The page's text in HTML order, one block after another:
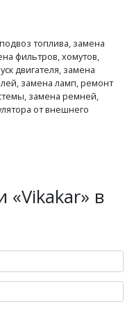
топлива, замена
фильтров, хомутов,
двигателя, замена
замена ламп, ремонт
замена ремней,
от внешнего
в